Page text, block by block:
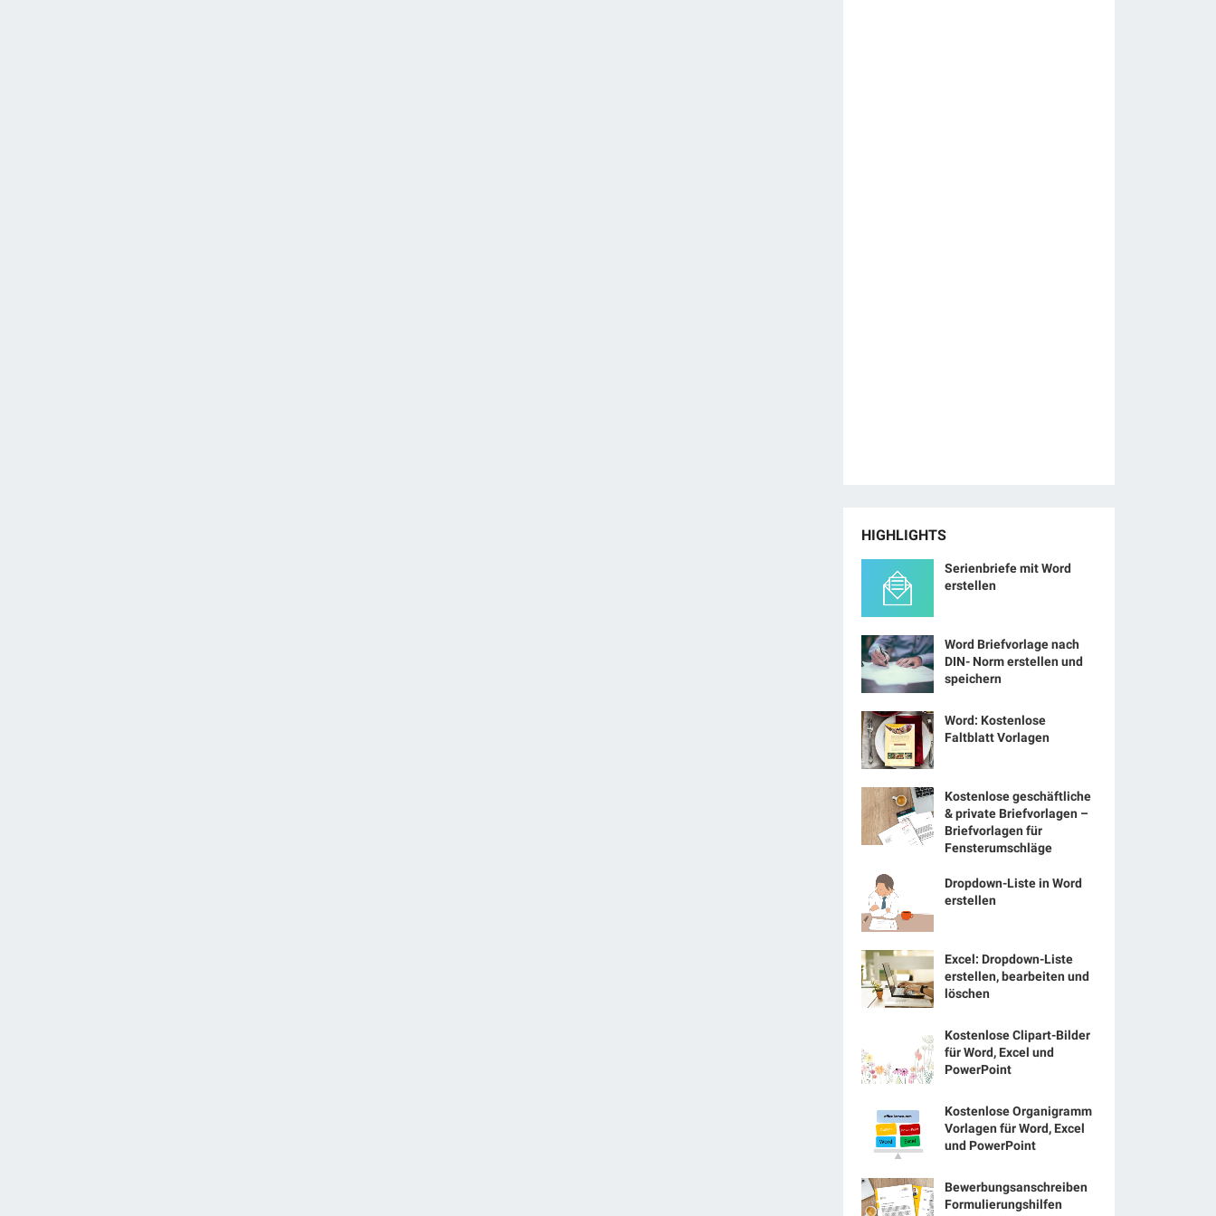
HIGHLIGHTS
Serienbriefe mit Word
erstellen
Word Briefvorlage nach
DIN- Norm erstellen und
speichern
Word: Kostenlose
Faltblatt Vorlagen
Kostenlose geschäftliche
& private Briefvorlagen –
Briefvorlagen für
Fensterumschläge
Dropdown-Liste in Word
erstellen
Excel: Dropdown-Liste
erstellen, bearbeiten und
löschen
Kostenlose Clipart-Bilder
für Word, Excel und
PowerPoint
Kostenlose Organigramm
Vorlagen für Word, Excel
und PowerPoint
Bewerbungsanschreiben
Formulierungshilfen